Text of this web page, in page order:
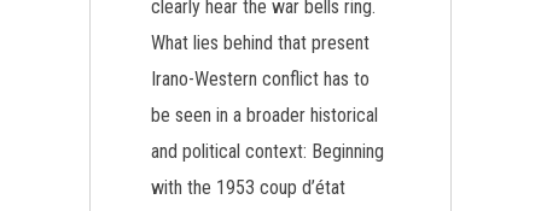
clearly hear the war bells ring.
What lies behind that present
Irano-Western conflict has to
be seen in a broader historical
and political context: Beginning
with the 1953 coup d’état